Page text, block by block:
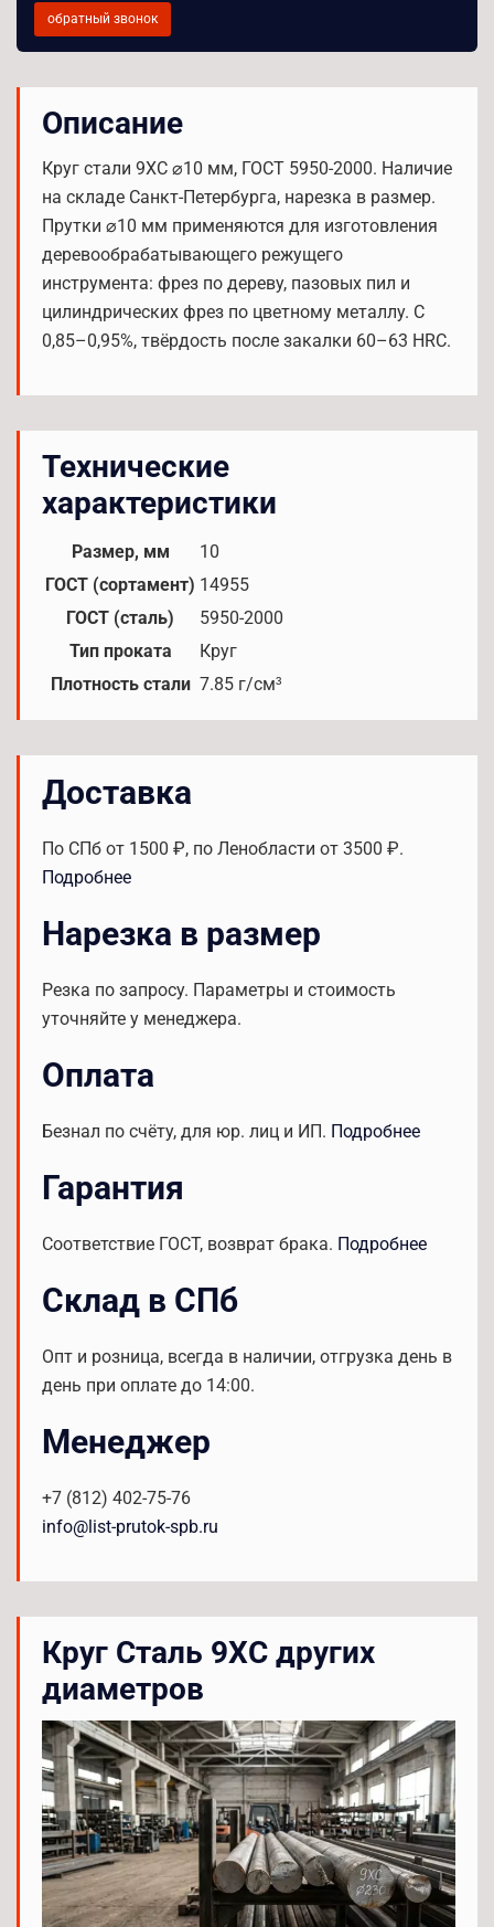
обратный звонок
Описание
Круг стали 9ХС ⌀10 мм, ГОСТ 5950-2000. Наличие
на складе Санкт-Петербурга, нарезка в размер.
Прутки ⌀10 мм применяются для изготовления
деревообрабатывающего режущего
инструмента: фрез по дереву, пазовых пил и
цилиндрических фрез по цветному металлу. C
0,85–0,95%, твёрдость после закалки 60–63 HRC.
Технические
характеристики
Размер, мм
10
ГОСТ (сортамент) 14955
ГОСТ (сталь)
5950-2000
Тип проката
Круг
Плотность стали 7.85 г/см³
Доставка
По СПб от 1500 ₽, по Ленобласти от 3500 ₽.
Подробнее
Нарезка в размер
Резка по запросу. Параметры и стоимость
уточняйте у менеджера.
Оплата
Безнал по счёту, для юр. лиц и ИП. Подробнее
Гарантия
Соответствие ГОСТ, возврат брака. Подробнее
Склад в СПб
Опт и розница, всегда в наличии, отгрузка день в
день при оплате до 14:00.
Менеджер
+7 (812) 402-75-76
info@list-prutok-spb.ru
Круг Сталь 9ХС других
диаметров